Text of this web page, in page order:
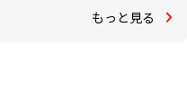
もっと見る